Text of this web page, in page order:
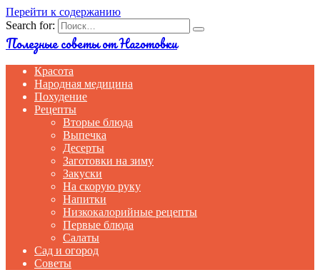
Перейти к содержанию
Search for:
Полезные советы от Наготовки
Красота
Народная медицина
Похудение
Рецепты
Вторые блюда
Выпечка
Десерты
Заготовки на зиму
Закуски
На скорую руку
Напитки
Низкокалорийные рецепты
Первые блюда
Салаты
Сад и огород
Советы